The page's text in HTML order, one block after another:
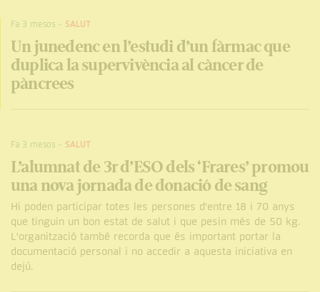
Fa 3 mesos - SALUT
Un junedenc en l’estudi d’un fàrmac que
duplica la supervivència al càncer de
pàncrees
Fa 3 mesos - SALUT
L’alumnat de 3r d’ESO dels ‘Frares’ promou
una nova jornada de donació de sang
Hi poden participar totes les persones d'entre 18 i 70 anys
que tinguin un bon estat de salut i que pesin més de 50 kg.
L'organització també recorda que és important portar la
documentació personal i no accedir a aquesta iniciativa en
dejú.